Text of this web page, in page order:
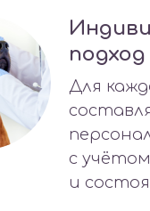
подход
Для
с
и